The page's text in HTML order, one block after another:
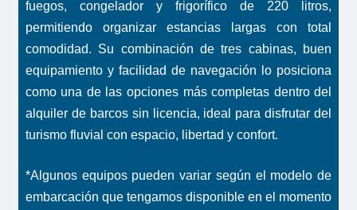
fuegos, congelador y frigorífico de 220 litros,
permitiendo organizar estancias largas con total
comodidad. Su combinación de tres cabinas, buen
equipamiento y facilidad de navegación lo posiciona
como una de las opciones más completas dentro del
alquiler de barcos sin licencia, ideal para disfrutar del
turismo fluvial con espacio, libertad y confort.
*Algunos equipos pueden variar según el modelo de
embarcación que tengamos disponible en el momento